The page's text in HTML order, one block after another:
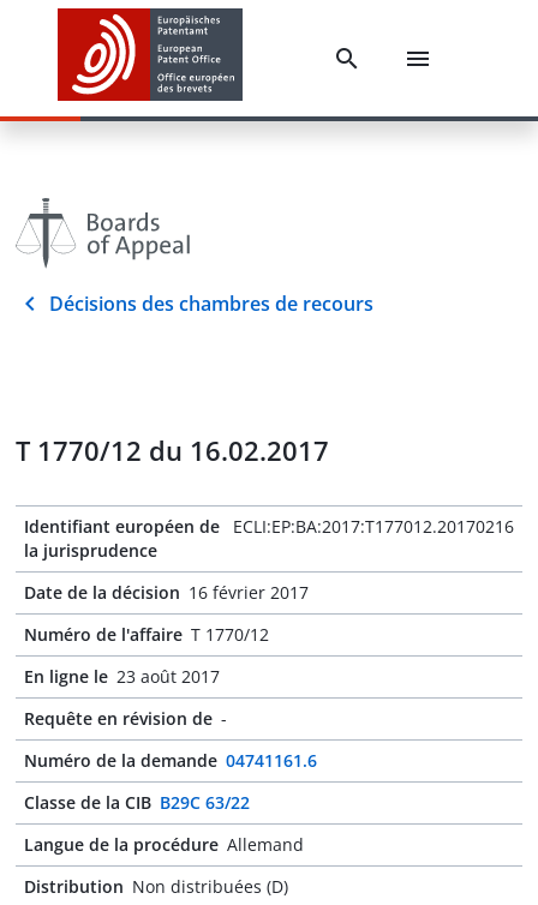
Décisions des chambres de recours
T 1770/12 du 16.02.2017
Identifiant européen de
la jurisprudence
ECLI:EP:BA:2017:T177012.20170216
Date de la décision 16 février 2017
Numéro de l'affaire T 1770/12
En ligne le 23 août 2017
Requête en révision de -
Numéro de la demande 04741161.6
Classe de la CIB B29C 63/22
Langue de la procédure Allemand
Distribution Non distribuées (D)